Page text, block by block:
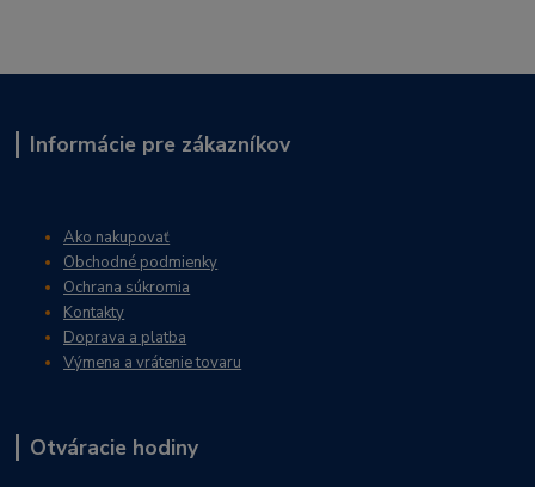
Informácie pre zákazníkov
Ako nakupovať
Obchodné podmienky
Ochrana súkromia
Kontakty
Doprava a platba
Výmena a vrátenie tovaru
Otváracie hodiny